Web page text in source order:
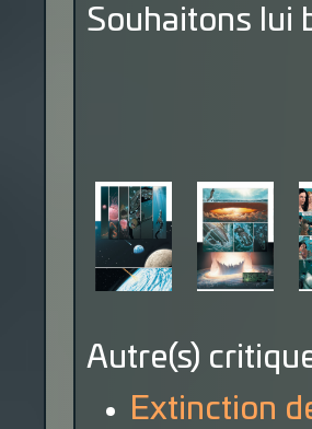
Souhaitons lui
Autre(s)
Extinction